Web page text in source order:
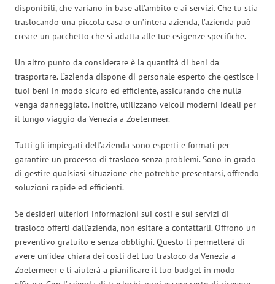
disponibili, che variano in base all’ambito e ai servizi. Che tu stia
traslocando una piccola casa o un’intera azienda, l’azienda può
creare un pacchetto che si adatta alle tue esigenze specifiche.
Un altro punto da considerare è la quantità di beni da
trasportare. L’azienda dispone di personale esperto che gestisce i
tuoi beni in modo sicuro ed efficiente, assicurando che nulla
venga danneggiato. Inoltre, utilizzano veicoli moderni ideali per
il lungo viaggio da Venezia a Zoetermeer.
Tutti gli impiegati dell’azienda sono esperti e formati per
garantire un processo di trasloco senza problemi. Sono in grado
di gestire qualsiasi situazione che potrebbe presentarsi, offrendo
soluzioni rapide ed efficienti.
Se desideri ulteriori informazioni sui costi e sui servizi di
trasloco offerti dall’azienda, non esitare a contattarli. Offrono un
preventivo gratuito e senza obblighi. Questo ti permetterà di
avere un’idea chiara dei costi del tuo trasloco da Venezia a
Zoetermeer e ti aiuterà a pianificare il tuo budget in modo